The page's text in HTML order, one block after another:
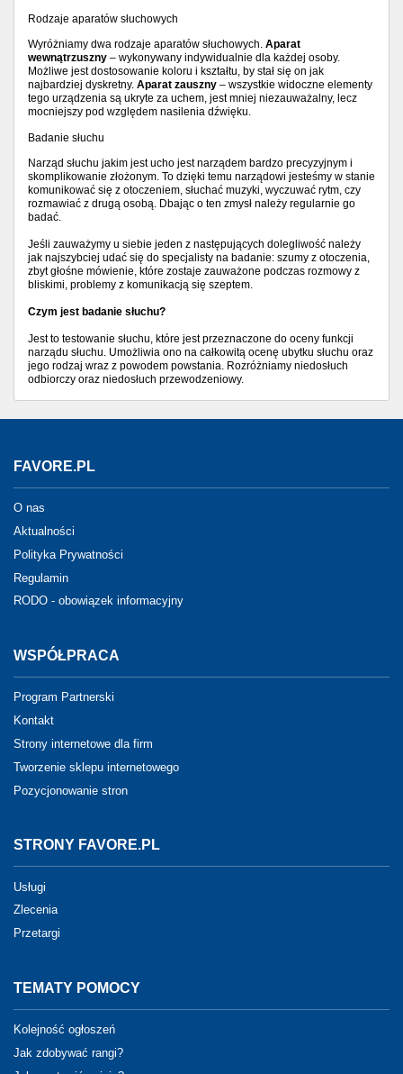
Rodzaje aparatów słuchowych
Wyróżniamy dwa rodzaje aparatów słuchowych. Aparat
wewnątrzuszny – wykonywany indywidualnie dla każdej osoby.
Możliwe jest dostosowanie koloru i kształtu, by stał się on jak
najbardziej dyskretny. Aparat zauszny – wszystkie widoczne elementy
tego urządzenia są ukryte za uchem, jest mniej niezauważalny, lecz
mocniejszy pod względem nasilenia dźwięku.
Badanie słuchu
Narząd słuchu jakim jest ucho jest narządem bardzo precyzyjnym i
skomplikowanie złożonym. To dzięki temu narządowi jesteśmy w stanie
komunikować się z otoczeniem, słuchać muzyki, wyczuwać rytm, czy
rozmawiać z drugą osobą. Dbając o ten zmysł należy regularnie go
badać.
Jeśli zauważymy u siebie jeden z następujących dolegliwość należy
jak najszybciej udać się do specjalisty na badanie: szumy z otoczenia,
zbyt głośne mówienie, które zostaje zauważone podczas rozmowy z
bliskimi, problemy z komunikacją się szeptem.
Czym jest badanie słuchu?
Jest to testowanie słuchu, które jest przeznaczone do oceny funkcji
narządu słuchu. Umożliwia ono na całkowitą ocenę ubytku słuchu oraz
jego rodzaj wraz z powodem powstania. Rozróżniamy niedosłuch
odbiorczy oraz niedosłuch przewodzeniowy.
FAVORE.PL
O nas
Aktualności
Polityka Prywatności
Regulamin
RODO - obowiązek informacyjny
WSPÓŁPRACA
Program Partnerski
Kontakt
Strony internetowe dla firm
Tworzenie sklepu internetowego
Pozycjonowanie stron
STRONY FAVORE.PL
Usługi
Zlecenia
Przetargi
TEMATY POMOCY
Kolejność ogłoszeń
Jak zdobywać rangi?